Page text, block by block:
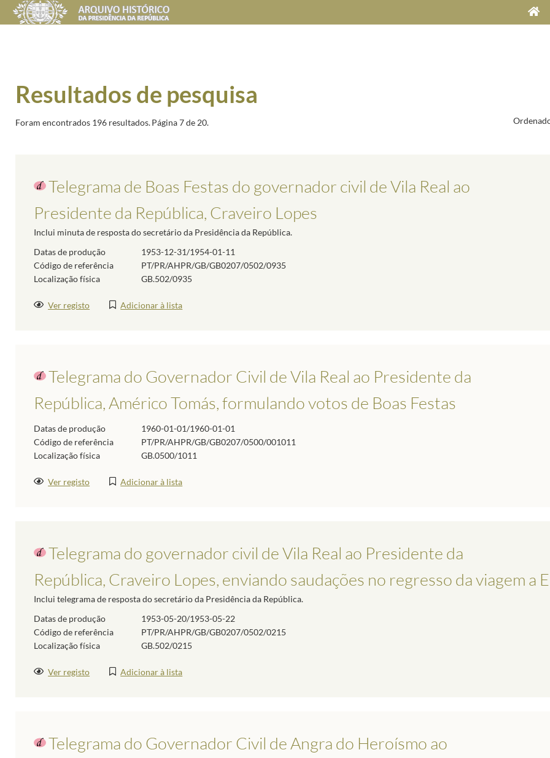
Resultados de pesquisa
Foram encontrados 196 resultados.Página 7 de 20.
Telegrama de Boas Festas do governador civil de Vila Real ao
Presidente da República, Craveiro Lopes
Inclui minuta de resposta do secretário da Presidência da República.
Datas de produção
1953-12-31/1954-01-11
Código de referência
PT/PR/AHPR/GB/GB0207/0502/0935
Localização física
GB.502/0935
Ver registo Adicionar à lista
Telegrama do Governador Civil de Vila Real ao Presidente da
República, Américo Tomás, formulando votos de Boas Festas
Datas de produção
1960-01-01/1960-01-01
Código de referência
PT/PR/AHPR/GB/GB0207/0500/001011
Localização física
GB.0500/1011
Ver registo Adicionar à lista
Telegrama do governador civil de Vila Real ao Presidente da
República, Craveiro Lopes, enviando saudações no regresso da viagem a
Inclui telegrama de resposta do secretário da Presidência da República.
Datas de produção
1953-05-20/1953-05-22
Código de referência
PT/PR/AHPR/GB/GB0207/0502/0215
Localização física
GB.502/0215
Ver registo Adicionar à lista
Telegrama do Governador Civil de Angra do Heroísmo ao